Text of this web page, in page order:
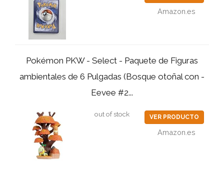
Amazon.es
Pokémon PKW - Select - Paquete de Figuras
ambientales de 6 Pulgadas (Bosque otoñal con -
Eevee #2...
out of stock VER PRODUCTO
Amazon.es